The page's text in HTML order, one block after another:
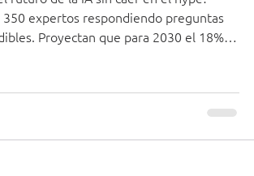
350 expertos respondiendo preguntas
Proyectan que para 2030 el 18%
replicar estos espacios: comisiones de
hacia adelante con método. De una u